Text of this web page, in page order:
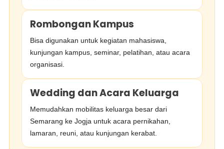
Rombongan Kampus
Bisa digunakan untuk kegiatan mahasiswa,
kunjungan kampus, seminar, pelatihan, atau acara
organisasi.
Wedding dan Acara Keluarga
Memudahkan mobilitas keluarga besar dari
Semarang ke Jogja untuk acara pernikahan,
lamaran, reuni, atau kunjungan kerabat.